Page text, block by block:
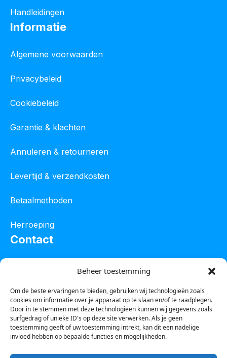
Beheer toestemming
Om de beste ervaringen te bieden, gebruiken wij technologieën zoals
cookies om informatie over je apparaat op te slaan en/of te raadplegen.
Door in te stemmen met deze technologieën kunnen wij gegevens zoals
surfgedrag of unieke ID's op deze site verwerken. Als je geen
toestemming geeft of uw toestemming intrekt, kan dit een nadelige
invloed hebben op bepaalde functies en mogelijkheden.
Handleidingen
Informatie
Algemene voorwaarden
Privacybeleid
Cookiebeleid
Garantie & klachten
Annuleren & retourneren
Levertijd & verzendkosten
Betaalmethoden
Herroeping
Contact
Tel :0850601800
Whatsapp : 0623388306